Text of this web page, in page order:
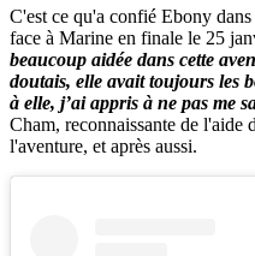
C'est ce qu'a confié Ebony
face à Marine en finale le 25
beaucoup aidée dans cette
doutais, elle avait toujours les
à elle, j’ai appris à ne pas me
Cham, reconnaissante de l'aide
l'aventure, et après aussi.